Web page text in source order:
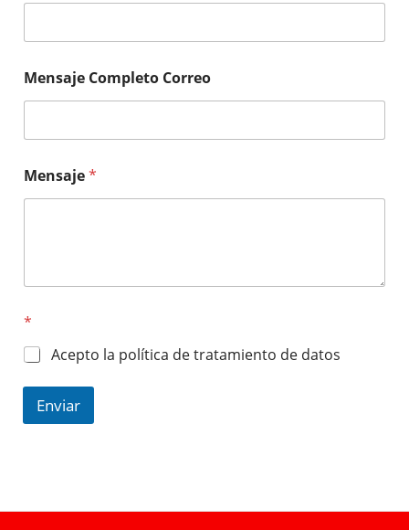
Mensaje Completo Correo
Mensaje*
*
Acepto la política de tratamiento de datos
Enviar